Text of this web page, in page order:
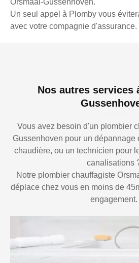
Orsmaal-Gussenhoven.
Un seul appel à Plomby vous
avec votre compagnie d'assurance.
Nos autres services
Vous avez besoin d'un plombier
Gussenhoven pour un dépannage
chaudière, ou un technicien pour
canalisations
Notre plombier chauffagiste
déplace chez vous en moins de
engagement.